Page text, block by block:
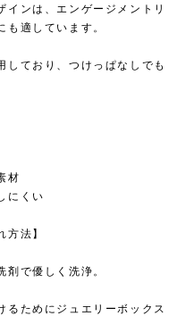
インは、エンゲージメントリ
も適しています。
しており、つけっぱなしでも
材
にくい
方法】
剤で優しく洗浄。
るためにジュエリーボックス